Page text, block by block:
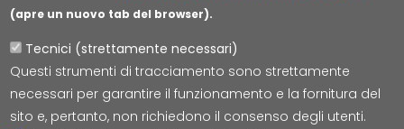
(apre un nuovo tab del browser).
Tecnici (strettamente necessari)
Questi strumenti di tracciamento sono strettamente
necessari per garantire il funzionamento e la fornitura del
sito e, pertanto, non richiedono il consenso degli utenti.
Lepida S.c.p.A.
Via della Liberazione 15, 40128 Bologna